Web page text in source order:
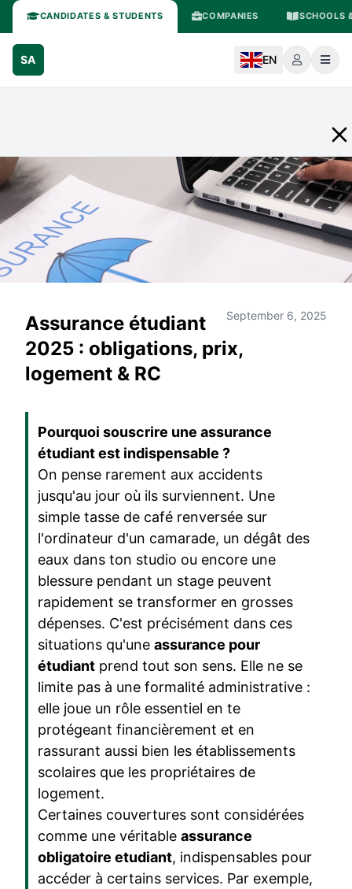
CANDIDATES & STUDENTS COMPANIES SCHOOLS
SA EN
September 6, 2025
Assurance étudiant
2025 : obligations, prix,
logement & RC
Pourquoi souscrire une assurance
étudiant est indispensable ?
On pense rarement aux accidents
jusqu'au jour où ils surviennent. Une
simple tasse de café renversée sur
l'ordinateur d'un camarade, un dégât des
eaux dans ton studio ou encore une
blessure pendant un stage peuvent
rapidement se transformer en grosses
dépenses. C'est précisément dans ces
situations qu'une assurance pour
étudiant prend tout son sens. Elle ne se
limite pas à une formalité administrative :
elle joue un rôle essentiel en te
protégeant financièrement et en
rassurant aussi bien les établissements
scolaires que les propriétaires de
logement.
Certaines couvertures sont considérées
comme une véritable assurance
obligatoire etudiant, indispensables pour
accéder à certains services. Par exemple,